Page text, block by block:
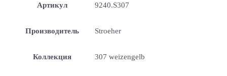
Артикул 9240.S307
Производитель Stroeher
Коллекция 307 weizengelb